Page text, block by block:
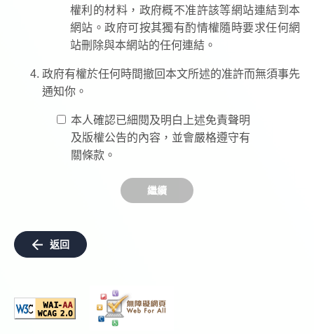
權利的材料，政府概不准許該等網站連結到本
網站。政府可按其獨有酌情權隨時要求任何網
站刪除與本網站的任何連結。
政府有權於任何時間撤回本文所述的准許而無須事先
通知你。
本人確認已細閱及明白上述免責聲明
及版權公告的內容，並會嚴格遵守有
關條款。
繼續
返回